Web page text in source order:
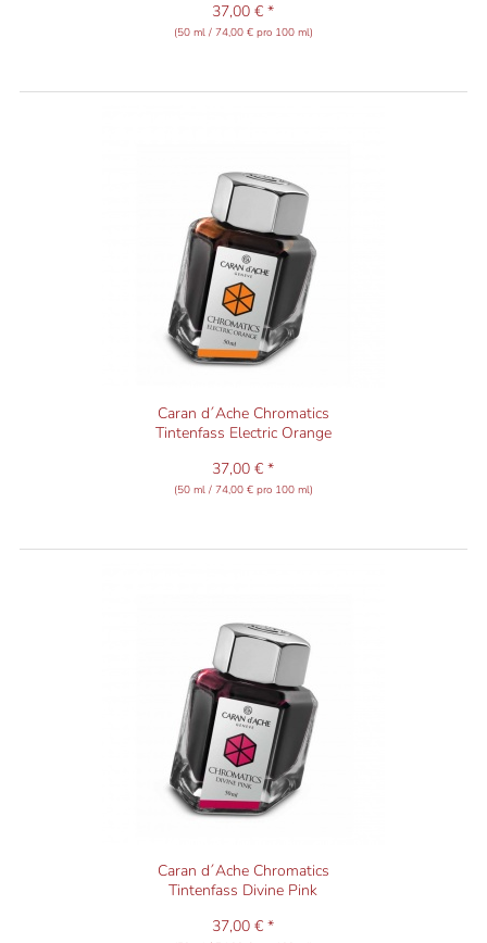
37,00 € *
(50 ml / 74,00 € pro 100 ml)
Caran d´Ache Chromatics
Tintenfass Electric Orange
37,00 € *
(50 ml / 74,00 € pro 100 ml)
Caran d´Ache Chromatics
Tintenfass Divine Pink
37,00 € *